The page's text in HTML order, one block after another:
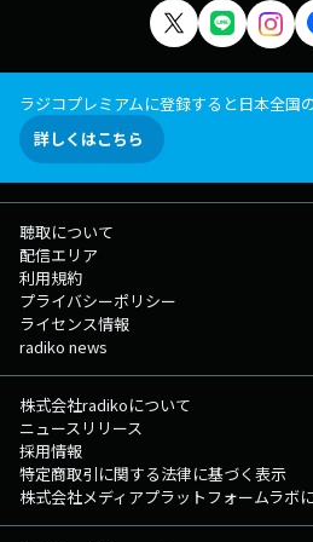
ラジコプレミアムに登録すると日本全国
詳しくはこちら
聴取について
配信エリア
利用規約
プライバシーポリシー
ライセンス情報
radiko news
株式会社radikoについて
ニュースリリース
採用情報
特定商取引に関する法律に基づく表示
株式会社メディアプラットフォームラボ